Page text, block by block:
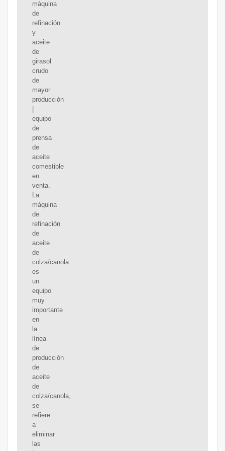
máquina
de
refinación
y
aceite
de
girasol
crudo
de
mayor
producción
equipo
de
prensa
de
aceite
comestible
en
venta.
La
máquina
de
refinación
de
aceite
de
colza/canola
es
un
equipo
muy
importante
en
la
línea
de
producción
de
aceite
de
colza/canola,
se
refiere
a
eliminar
las